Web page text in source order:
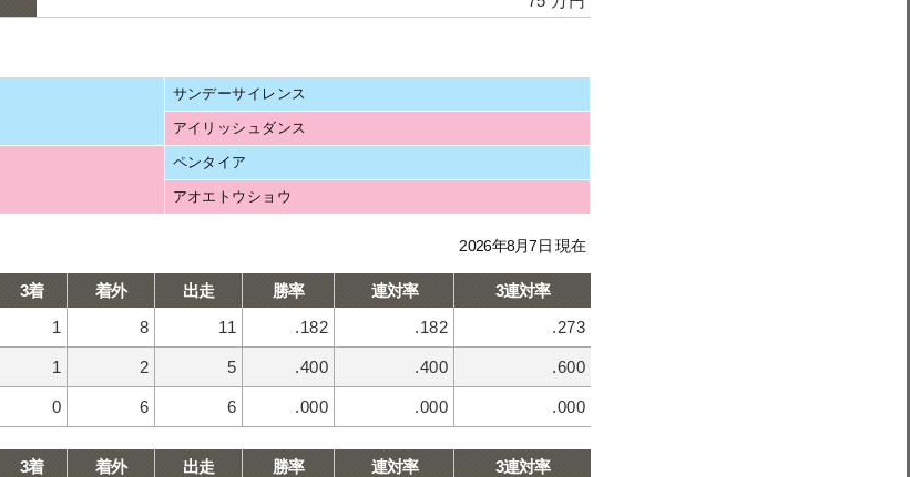
サンデーサイレンス
アイリッシュダンス
ペンタイア
アオエトウショウ
2026年8月7日 現在
3着 着外 出走 勝率 連対率
3連対率
1 8 11 .182 .182 .273
1 2 5 .400 .400 .600
0 6 6 .000 .000 .000
3着 着外 出走 勝率 連対率
3連対率